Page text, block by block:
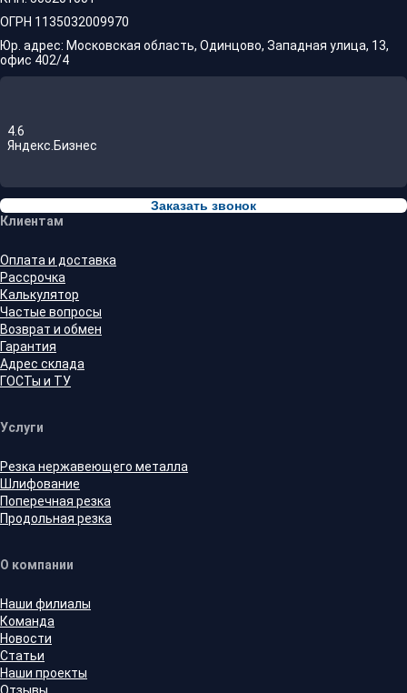
ОГРН 1135032009970
Юр. адрес: Московская область, Одинцово, Западная улица, 13,
офис 402/4
4.6
Яндекс.Бизнес
Заказать звонок
Клиентам
Оплата и доставка
Рассрочка
Калькулятор
Частые вопросы
Возврат и обмен
Гарантия
Адрес склада
ГОСТы и ТУ
Услуги
Резка нержавеющего металла
Шлифование
Поперечная резка
Продольная резка
О компании
Наши филиалы
Команда
Новости
Статьи
Наши проекты